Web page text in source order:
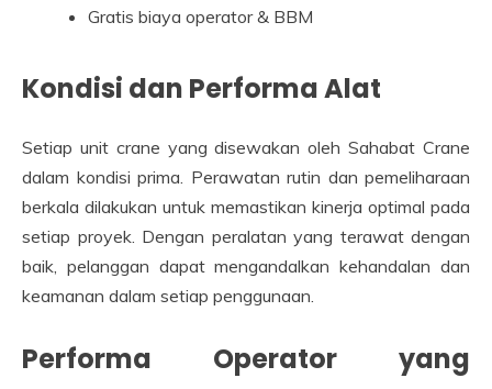
Gratis biaya operator & BBM
Kondisi dan Performa Alat
Setiap unit crane yang disewakan oleh Sahabat Crane
dalam kondisi prima. Perawatan rutin dan pemeliharaan
berkala dilakukan untuk memastikan kinerja optimal pada
setiap proyek. Dengan peralatan yang terawat dengan
baik, pelanggan dapat mengandalkan kehandalan dan
keamanan dalam setiap penggunaan.
Performa Operator yang